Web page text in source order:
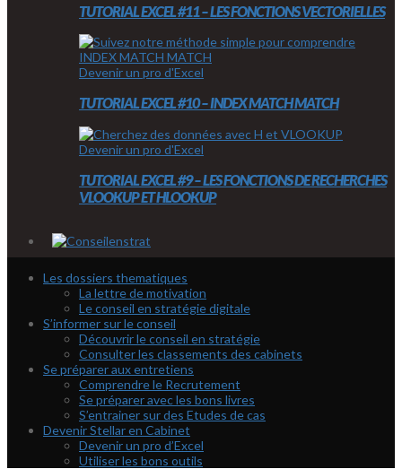
TUTORIAL EXCEL #11 – LES FONCTIONS VECTORIELLES
Devenir un pro d'Excel
TUTORIAL EXCEL #10 – INDEX MATCH MATCH
Devenir un pro d'Excel
TUTORIAL EXCEL #9 – LES FONCTIONS DE RECHERCHES
VLOOKUP ET HLOOKUP
Les dossiers thematiques
La lettre de motivation
Le conseil en stratégie digitale
S’informer sur le conseil
Découvrir le conseil en stratégie
Consulter les classements des cabinets
Se préparer aux entretiens
Comprendre le Recrutement
Se préparer avec les bons livres
S’entrainer sur des Etudes de cas
Devenir Stellar en Cabinet
Devenir un pro d’Excel
Utiliser les bons outils